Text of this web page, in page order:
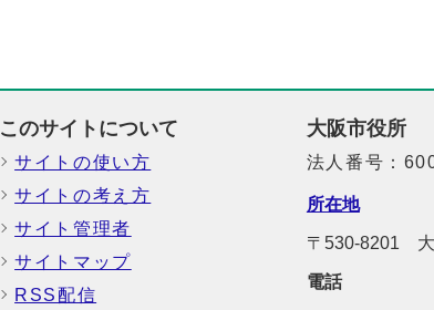
このサイトについて
サイトの使い方
サイトの考え方
サイト管理者
サイトマップ
RSS配信
大阪市役所
法人番号：
所在地
〒530-8201 大
電話